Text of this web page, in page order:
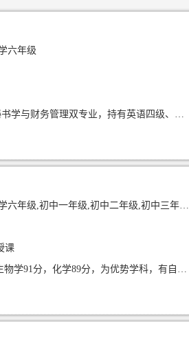
六年级
1、籍贯（省市）自我介绍 我来自云南昆明，毕业于云南财经大学，主修秘书学与财务管理双专业，持有英语四级、普通话二级乙等证书，长期从事小学语数英全科家教工作。 2、自我介绍及评价 我精通小学语数英全科知识，擅长定制个性化辅导方案，擅长趣味化教学调
二年级,初中三年级,高中一年级,高中二年级,高中三年级
课
优势科目 2025年高考选科为物理，化学，生物学，其中高考英语125分，生物学91分，化学89分，为优势学科，有自己独特的学习见解 教学经验 1、2025年暑假期间，辅导五年级学生王同学语数英作业以及